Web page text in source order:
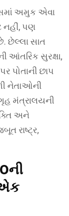
અમુક એવા
નહીં, પણ
છેલ્લા સાત
આંતરિક સુરક્ષા,
પોતાની છાપ
નેતાઓની
ગૃહ મંત્રાલયની
અને
રાષ્ટ્ર,